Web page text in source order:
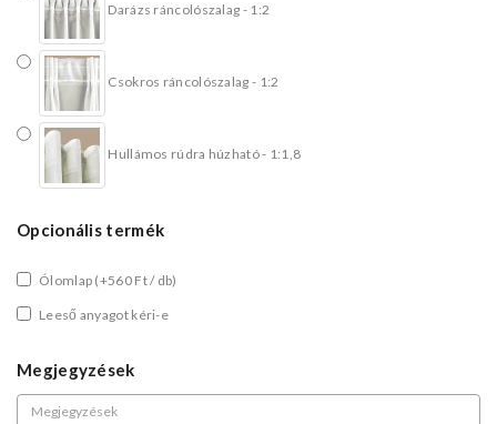
Darázs ráncolószalag - 1:2
Csokros ráncolószalag - 1:2
Hullámos rúdra húzható - 1:1,8
Opcionális termék
Ólomlap (+560 Ft / db)
Leeső anyagot kéri-e
Megjegyzések